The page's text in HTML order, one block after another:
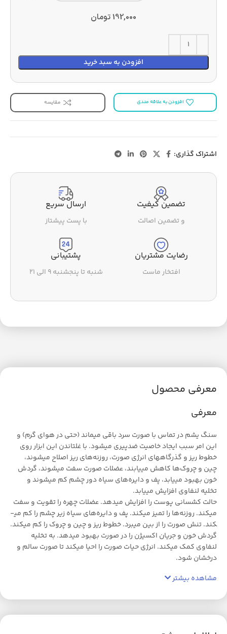
192,000تومان
افزودن به سبد خرید
افزودن به علاقه مندی مقایسه
اشتراک گذاری:
تضمین کیفیت
و تضمین اصالت
ارسال سریع
با پست پیشتاز
رضایت مشتریان
افتخار ماست
پشتیبانی
شنبه تا پنجشنبه ۹ الی ۲۱
معرفی محصول
معرفی
سنگ یشم در تماس با صورت سرد باقی می­ماند (حتی در هوای گرم) و
این امر سبب ایجاد خاصیت ضدپیری می­شود. با غلتاندن این ابزار روی
خطوط ریز و گذرگاه­های انرژی صورت، روزنه­‌های ریز اصلاح می­شوند،
چین و چروک­‌ها کاهش می­یابند، عضلات صورت سفت می­شوند، گردش
خون بهبود می­یابد، پف و دایره­‌های سیاه دور چشم کم می­شوند و
تخلیه لنفاوی افزایش می­یابد.
حالت کشسانی پوست را افزایش می­دهد. عضلات چهره را تقویت و سفت
می­کند. روزنه‌­ها را تمیز می­کند. پف و دایره­‌های سیاه زیر چشم را کم می­
کند. تنش صورت را از بین می­برد. خطوط ریز و چین و چروک را کم می­کند.
گردش خون و جریان اکسیژن را در صورت بهبود می­دهد. به تخلیه
لنفاوی کمک می­کند. انرژی حیات صورت را احیا می­کند تا صورت سالم و
درخشان شود.
مشاهده بیشتر